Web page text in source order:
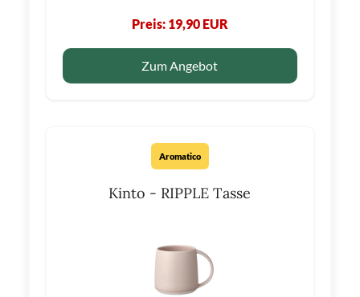
Preis: 19,90 EUR
Zum Angebot
Aromatico
Kinto - RIPPLE Tasse